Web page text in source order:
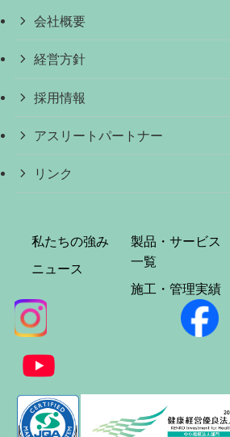
会社概要
経営方針
採用情報
アスリートパートナー
リンク
私たちの強み
ニュース
製品・サービス
一覧
施工・管理実績